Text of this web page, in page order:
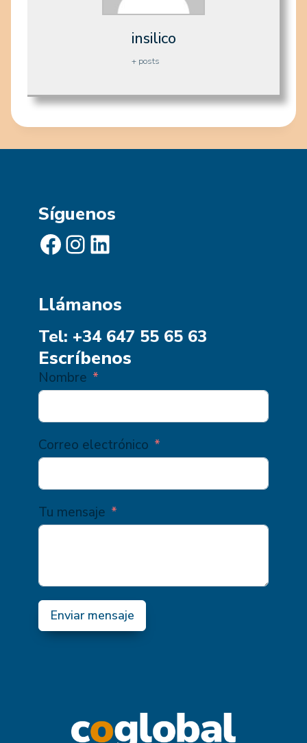
insilico
+ posts
Síguenos
Facebook Instagram LinkedIn
Llámanos
Tel: +34 647 55 65 63
Escríbenos
Nombre
Correo electrónico
Tu mensaje
Enviar mensaje